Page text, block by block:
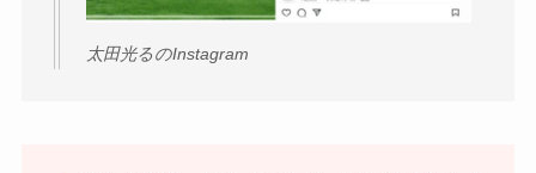
太田光るのInstagram